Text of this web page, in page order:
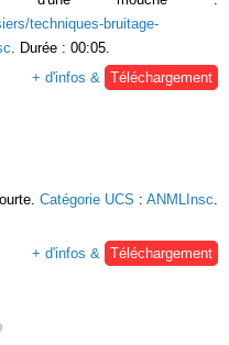
techniques-bruitage-
. Durée : 00:05.
+ d'infos &
Téléchargement
Catégorie UCS : ANMLInsc
+ d'infos &
Téléchargement